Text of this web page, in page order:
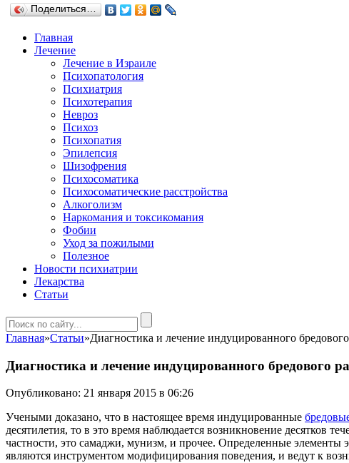
Поделиться…
Главная
Лечение
Лечение в Израиле
Психопатология
Психиатрия
Психотерапия
Невроз
Психоз
Психопатия
Эпилепсия
Шизофрения
Психосоматика
Психосоматические расстройства
Алкоголизм
Наркомания и токсикомания
Фобии
Уход за пожилыми
Полезное
Новости психиатрии
Лекарства
Статьи
Главная»Статьи»Диагностика и лечение индуцированного бредового
Диагностика и лечение индуцированного бредового
Опубликовано: 21 января 2015 в 06:26
Учеными доказано, что в настоящее время индуцированные
десятилетия, то в это время наблюдается возникновение десятков
частности, это самаджи, мунизм, и прочее. Определенные элементы
являются инструментом модифицирования поведения, и ведут к